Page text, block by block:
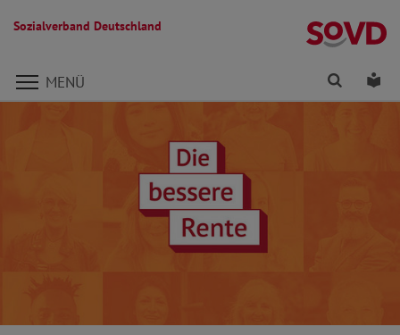
Sozialverband Deutschland
Direkt zu den Inhalten springen
MENÜ Finden